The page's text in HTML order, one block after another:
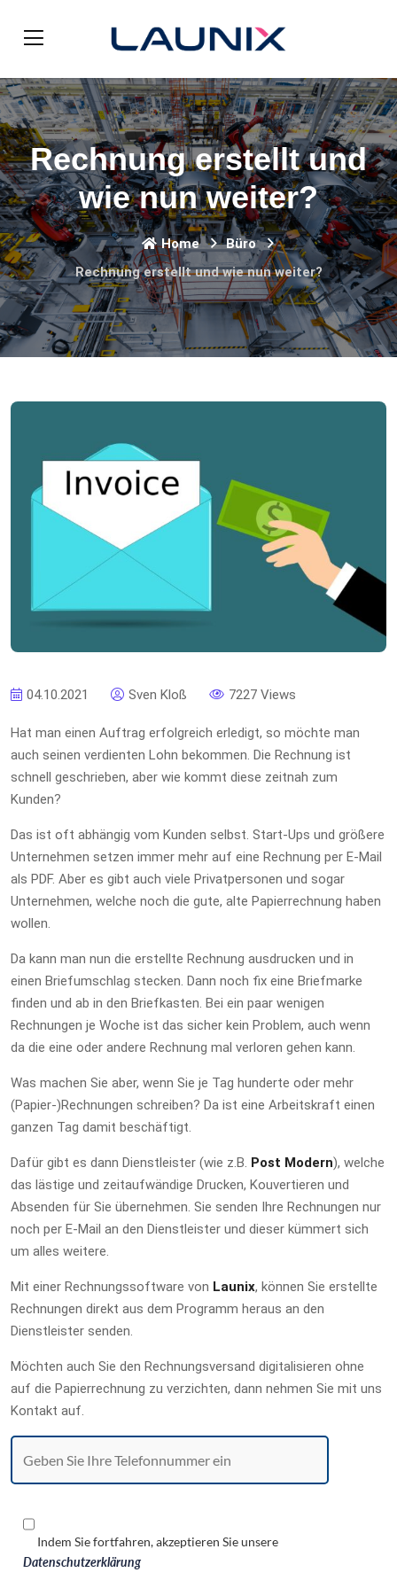
Rechnung erstellt und
wie nun weiter?
Home
Büro
Rechnung erstellt und wie nun weiter?
04.10.2021 Sven Kloß 7227 Views
Hat man einen Auftrag erfolgreich erledigt, so möchte man
auch seinen verdienten Lohn bekommen. Die Rechnung ist
schnell geschrieben, aber wie kommt diese zeitnah zum
Kunden?
Das ist oft abhängig vom Kunden selbst. Start-Ups und größere
Unternehmen setzen immer mehr auf eine Rechnung per E-Mail
als PDF. Aber es gibt auch viele Privatpersonen und sogar
Unternehmen, welche noch die gute, alte Papierrechnung haben
wollen.
Da kann man nun die erstellte Rechnung ausdrucken und in
einen Briefumschlag stecken. Dann noch fix eine Briefmarke
finden und ab in den Briefkasten. Bei ein paar wenigen
Rechnungen je Woche ist das sicher kein Problem, auch wenn
da die eine oder andere Rechnung mal verloren gehen kann.
Was machen Sie aber, wenn Sie je Tag hunderte oder mehr
(Papier-)Rechnungen schreiben? Da ist eine Arbeitskraft einen
ganzen Tag damit beschäftigt.
Dafür gibt es dann Dienstleister (wie z.B. Post Modern), welche
das lästige und zeitaufwändige Drucken, Kouvertieren und
Absenden für Sie übernehmen. Sie senden Ihre Rechnungen nur
noch per E-Mail an den Dienstleister und dieser kümmert sich
um alles weitere.
Mit einer Rechnungssoftware von Launix, können Sie erstellte
Rechnungen direkt aus dem Programm heraus an den
Dienstleister senden.
Möchten auch Sie den Rechnungsversand digitalisieren ohne
auf die Papierrechnung zu verzichten, dann nehmen Sie mit uns
Kontakt auf.
Indem Sie fortfahren, akzeptieren Sie unsere
Datenschutzerklärung